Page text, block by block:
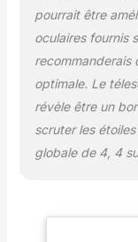
pourrait être
oculaires fournis
recommanderais
optimale. Le
révèle être un
scruter les
globale de 4, 4